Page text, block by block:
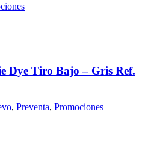
Dye Tiro Bajo – Gris Ref.
, Preventa, Promociones